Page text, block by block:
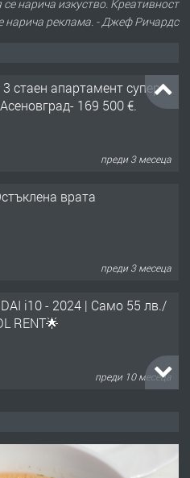
нарича изкуство. Креативност
нарича реклама. - Джеф Ричардс
стаен апартамент супер
169 500 €.
преди 3 месеца
врата
преди 3 месеца
i10 - 2024 | Само 55 лв./
RENT🌟
преди 10 месеца